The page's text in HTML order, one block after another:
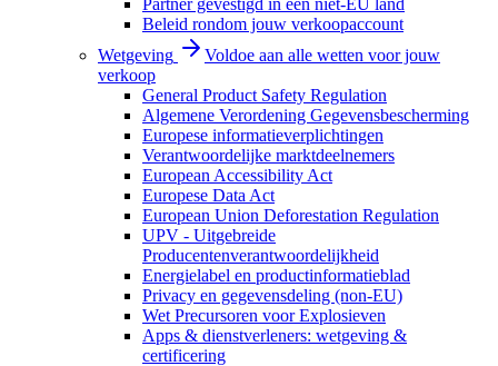
Partner gevestigd in een niet-EU land
Beleid rondom jouw verkoopaccount
Wetgeving
Voldoe aan alle wetten voor jouw
verkoop
General Product Safety Regulation
Algemene Verordening Gegevensbescherming
Europese informatieverplichtingen
Verantwoordelijke marktdeelnemers
European Accessibility Act
Europese Data Act
European Union Deforestation Regulation
UPV - Uitgebreide
Producentenverantwoordelijkheid
Energielabel en productinformatieblad
Privacy en gegevensdeling (non-EU)
Wet Precursoren voor Explosieven
Apps & dienstverleners: wetgeving &
certificering